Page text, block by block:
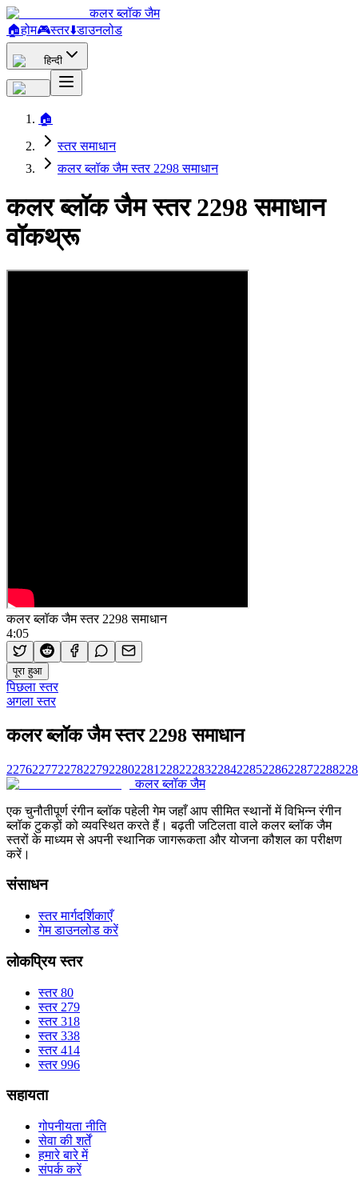
कलर ब्लॉक जैम
🏠होम🎮स्तर⬇️डाउनलोड
हिन्दी
🏠
स्तर समाधान
कलर ब्लॉक जैम स्तर 2298 समाधान
कलर ब्लॉक जैम स्तर 2298 समाधान
वॉकथ्रू
कलर ब्लॉक जैम स्तर 2298 समाधान
4:05
पूरा हुआ
पिछला स्तर
अगला स्तर
कलर ब्लॉक जैम स्तर 2298 समाधान
227622772278227922802281 2282228322842285228622872288
कलर ब्लॉक जैम
एक चुनौतीपूर्ण रंगीन ब्लॉक पहेली गेम जहाँ आप सीमित स्थानों में विभिन्न रंगीन
ब्लॉक टुकड़ों को व्यवस्थित करते हैं। बढ़ती जटिलता वाले कलर ब्लॉक जैम
स्तरों के माध्यम से अपनी स्थानिक जागरूकता और योजना कौशल का परीक्षण
करें।
संसाधन
स्तर मार्गदर्शिकाएँ
गेम डाउनलोड करें
लोकप्रिय स्तर
स्तर 80
स्तर 279
स्तर 318
स्तर 338
स्तर 414
स्तर 996
सहायता
गोपनीयता नीति
सेवा की शर्तें
हमारे बारे में
संपर्क करें